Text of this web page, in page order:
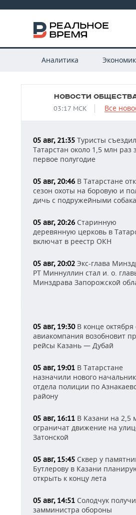
Аналитика
НОВОСТИ
03:17 МСК Все
05 авг, 21:35 Туристы
Татарстан около 1,5 млн раз
первое полугодие
05 авг, 20:46 В Татарстане
сезон охоты на боровую и
дичь с подружейными
05 авг, 20:26 Старинную
деревянную церковь в
включат в реестр ОКН
05 авг, 20:02 Экс-глава
РТ Миннуллин стал и. о.
Минздрава Запорожской
05 авг, 19:30В конце октября
авиакомпания возобновит
рейсы Казань — Дубай
05 авг, 19:01 В Татарстане
назначили нового
отдела полиции по
району
05 авг, 16:11 В Казани на 2,5
ограничат движение на
Затонской
05 авг, 15:45 Сквер у
Бутлерову в Казани
открыть к концу лета
05 авг, 14:51 Солодчук
замминистра обороны